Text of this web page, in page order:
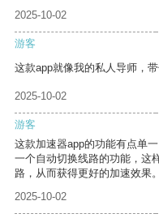
2025-10-02
游客
这款app就像我的私人导师，
2025-10-02
游客
这款加速器app的功能有点单
一个自动切换线路的功能，这
路，从而获得更好的加速效果。
2025-10-02